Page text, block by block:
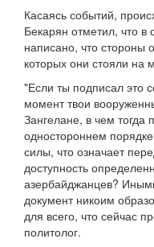
Касаясь событий,
Бекарян отметил, что
написано, что стороны
которых они стояли на
"Если ты подписал это
момент твои
Зангелане, в чем
одностороннем
силы, что означает
доступность
азербайджанцев?
документ никоим
для всего, что сейчас
политолог.